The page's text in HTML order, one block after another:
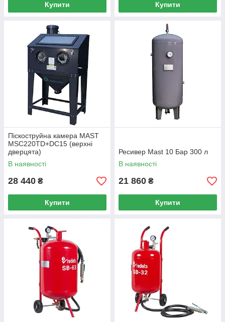
Купити Купити
Піскоструйна камера MAST
MSC220TD+DC15 (верхні
дверцята)
В наявності
28 440 ₴
Купити
Ресивер Mast 10 Бар 300 л
В наявності
21 860 ₴
Купити